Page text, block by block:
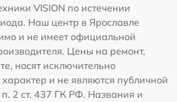
VISION по истечении
Наш центр в Ярославле
и не имеет официальной
Цены на ремонт,
носят исключительно
и не являются публичной
п. 2 ст. 437 ГК РФ. Названия и